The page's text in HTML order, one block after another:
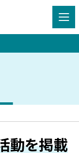
動を掲載